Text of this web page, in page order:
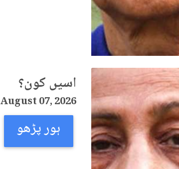
اسیں کون؟
August 07, 2026
ہور پڑھو